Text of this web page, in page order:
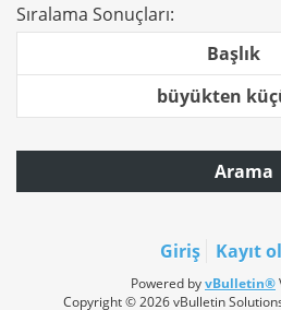
Sıralama Sonuçları:
Başlık
büyükten
Arama
Giriş Kayıt ol
Powered byvBulletin®
Copyright © 2026 vBulletin